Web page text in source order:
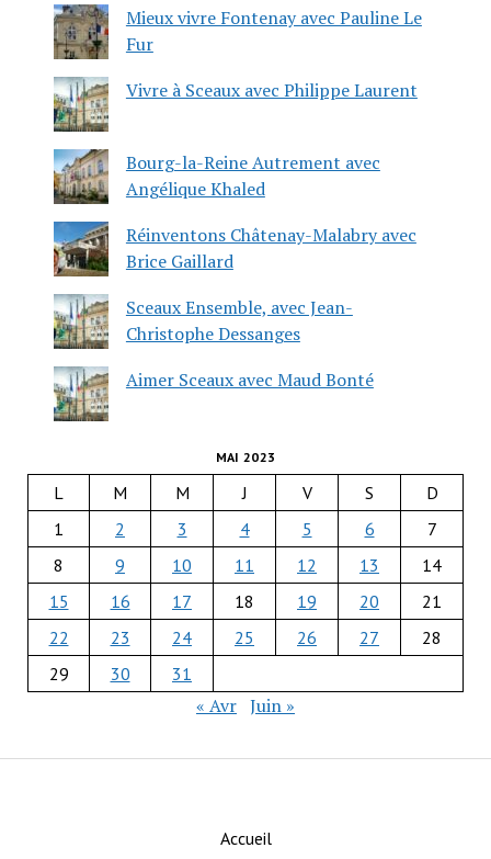
Mieux vivre Fontenay avec Pauline Le
Fur
Vivre à Sceaux avec Philippe Laurent
Bourg-la-Reine Autrement avec
Angélique Khaled
Réinventons Châtenay-Malabry avec
Brice Gaillard
Sceaux Ensemble, avec Jean-
Christophe Dessanges
Aimer Sceaux avec Maud Bonté
MAI 2023
L M M J V S
D
1
2 3 4 5 6
7
8
9 10 11 12 13
14
15
16 17 18 19 20
21
22
23 24 25 26 27
28
29
30 31
« Avr Juin »
Accueil